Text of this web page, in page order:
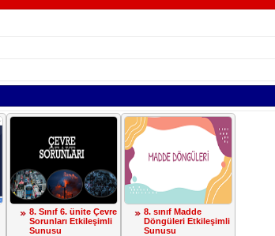
8. Sınıf 6. ünite Çevre
Sorunları Etkileşimli
Sunusu
8. sınıf Madde
Döngüleri Etkileşimli
Sunusu